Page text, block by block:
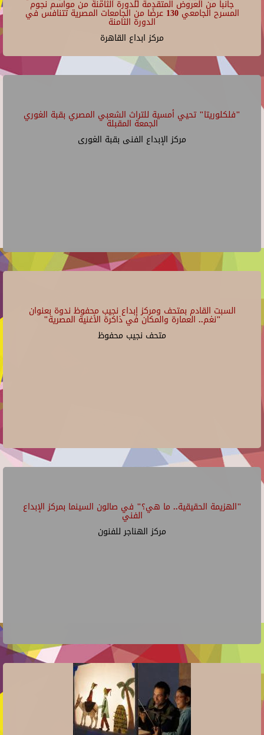
جانبا من العروض المتقدمة للدورة الثامنة من مواسم نجوم
المسرح الجامعي 130 عرضًا من الجامعات المصرية تتنافس في
الدورة الثامنة
مركز ابداع القاهرة
"فلكلوريتا" تحيي أمسية للتراث الشعبي المصري بقبة الغوري
الجمعة المقبلة
مركز الإبداع الفنى بقبة الغورى
السبت القادم بمتحف ومركز إبداع نجيب محفوظ ندوة بعنوان
"نغم.. العمارة والمكان في ذاكرة الأغنية المصرية"
متحف نجيب محفوظ
"الهزيمة الحقيقية.. ما هي؟" في صالون السينما بمركز الإبداع
الفني
مركز الهناجر للفنون